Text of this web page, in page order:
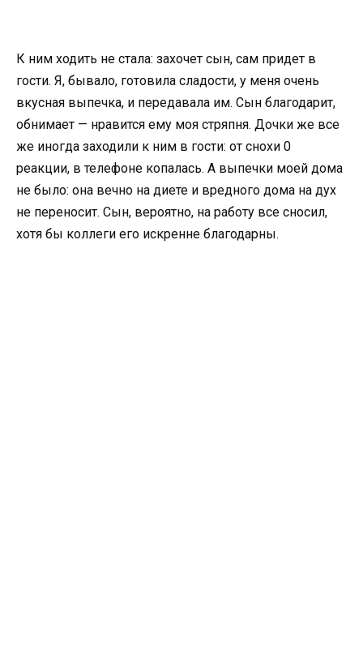
К ним ходить не стала: захочет сын, сам придет в
гости. Я, бывало, готовила сладости, у меня очень
вкусная выпечка, и передавала им. Сын благодарит,
обнимает — нравится ему моя стряпня. Дочки же все
же иногда заходили к ним в гости: от снохи 0
реакции, в телефоне копалась. А выпечки моей дома
не было: она вечно на диете и вредного дома на дух
не переносит. Сын, вероятно, на работу все сносил,
хотя бы коллеги его искренне благодарны.